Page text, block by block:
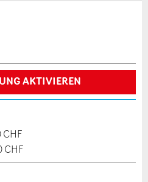
an Freunde weiter.
AKTIVIEREN
CHF
CHF